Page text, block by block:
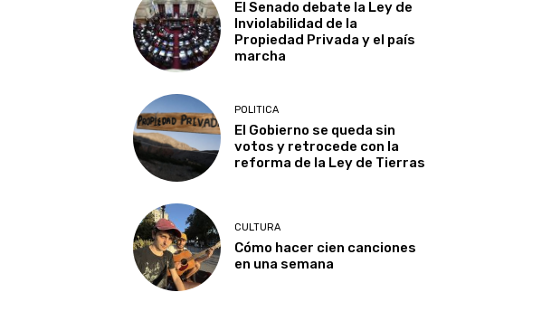
El Senado debate la Ley de
Inviolabilidad de la
Propiedad Privada y el país
marcha
POLITICA
El Gobierno se queda sin
votos y retrocede con la
reforma de la Ley de Tierras
CULTURA
Cómo hacer cien canciones
en una semana